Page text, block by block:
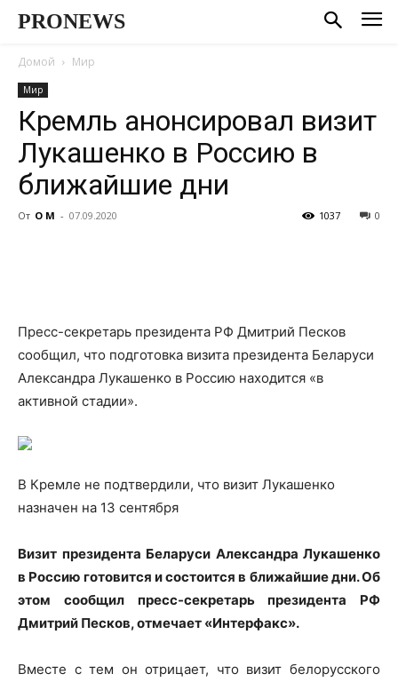
PRONEWS
Домой Мир
Мир
Кремль анонсировал визит
Лукашенко в Россию в
ближайшие дни
От О М - 07.09.2020 0
1037
Пресс-секретарь президента РФ Дмитрий Песков
сообщил, что подготовка визита президента Беларуси
Александра Лукашенко в Россию находится «в
активной стадии».
В Кремле не подтвердили, что визит Лукашенко
назначен на 13 сентября
Визит президента Беларуси Александра Лукашенко
в Россию готовится и состоится в ближайшие дни. Об
этом сообщил пресс-секретарь президента РФ
Дмитрий Песков, отмечает «Интерфакс».
Вместе с тем он отрицает, что визит белорусского